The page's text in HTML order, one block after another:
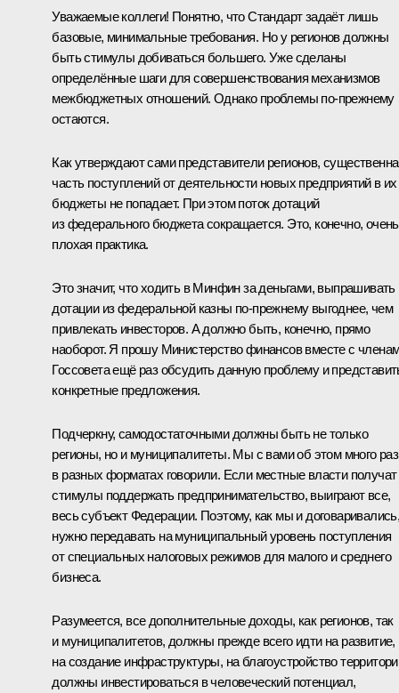
Уважаемые коллеги! Понятно, что Стандарт задаёт лишь
базовые, минимальные требования. Но у регионов должны
быть стимулы добиваться большего. Уже сделаны
определённые шаги для совершенствования механизмов
межбюджетных отношений. Однако проблемы по‑прежнему
остаются.
Как утверждают сами представители регионов,
часть поступлений от деятельности новых предприятий в их
бюджеты не попадает. При этом поток дотаций
из федерального бюджета сокращается. Это, конечно, очень
плохая практика.
Это значит, что ходить в Минфин за деньгами, выпрашивать
дотации из федеральной казны по‑прежнему выгоднее, чем
привлекать инвесторов. А должно быть, конечно, прямо
наоборот. Я прошу Министерство финансов вместе с
Госсовета ещё раз обсудить данную проблему и
конкретные предложения.
Подчеркну, самодостаточными должны быть не только
регионы, но и муниципалитеты. Мы с вами об этом много раз
в разных форматах говорили. Если местные власти получат
стимулы поддержать предпринимательство, выиграют все,
весь субъект Федерации. Поэтому, как мы и
нужно передавать на муниципальный уровень поступления
от специальных налоговых режимов для малого и среднего
бизнеса.
Разумеется, все дополнительные доходы, как регионов, так
и муниципалитетов, должны прежде всего идти на развитие,
на создание инфраструктуры, на благоустройство
должны инвестироваться в человеческий потенциал,